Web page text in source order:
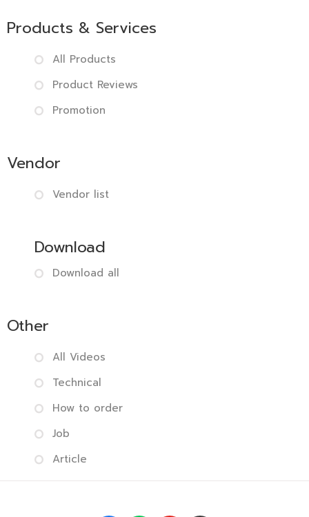
Products & Services
All Products
Product Reviews
Promotion
Vendor
Vendor list
Download
Download all
Other
All Videos
Technical
How to order
Job
Article